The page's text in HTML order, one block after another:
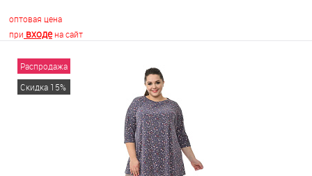
оптовая цена
при входена сайт
В корзину
Распродажа
Скидка 15%